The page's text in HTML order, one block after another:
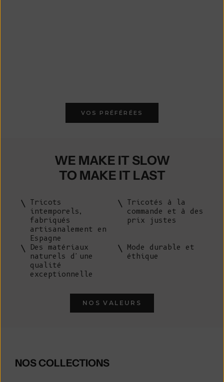
VOS PRÉFÉRÉES
WE MAKE IT SLOW
TO MAKE IT LAST
Tricots
intemporels,
fabriqués
artisanalement en
Espagne
Tricotés à la
commande et à des
prix justes
Des matériaux
naturels d'une
qualité
exceptionnelle
Mode durable et
éthique
NOS VALEURS
NOS COLLECTIONS